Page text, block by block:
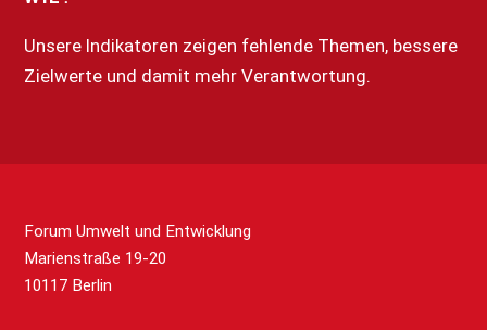
Unsere Indikatoren zeigen fehlende Themen, bessere
Zielwerte und damit mehr Verantwortung.
Forum Umwelt und Entwicklung
Marienstraße 19-20
10117 Berlin